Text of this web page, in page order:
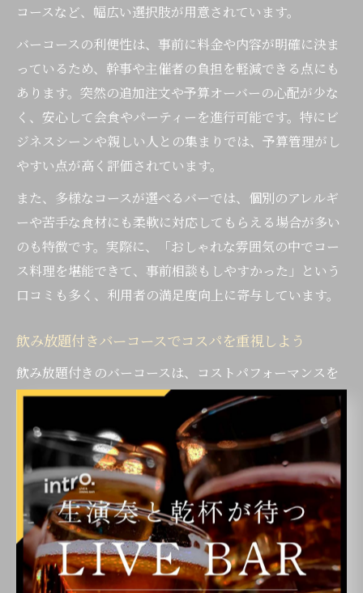
コースなど、幅広い選択肢が用意されています。
バーコースの利便性は、事前に料金や内容が明確に決ま
っているため、幹事や主催者の負担を軽減できる点にも
あります。突然の追加注文や予算オーバーの心配が少な
く、安心して会食やパーティーを進行可能です。特にビ
ジネスシーンや親しい人との集まりでは、予算管理がし
やすい点が高く評価されています。
また、多様なコースが選べるバーでは、個別のアレルギ
ーや苦手な食材にも柔軟に対応してもらえる場合が多い
のも特徴です。実際に、「おしゃれな雰囲気の中でコー
ス料理を堪能できて、事前相談もしやすかった」という
口コミも多く、利用者の満足度向上に寄与しています。
飲み放題付きバーコースでコスパを重視しよう
飲み放題付きのバーコースは、コストパフォーマンスを
重視する方にとって非常に魅力的な選択肢です。福岡市
博多区のバーでは、多彩なドリンクメニューと料理がセ
ットになったコースが主流となっています。予算を気に
せずにお酒と料理を楽しみたい方に最適です。
飲み放題コースを選ぶ際は、ドリンクの種類や制限時
間、追加料金の有無などを事前に確認することが重要で
す。たとえば、ビールやカクテル、ワインなど幅広いド
リンクが対象となっているお店もあれば、ソフトドリン